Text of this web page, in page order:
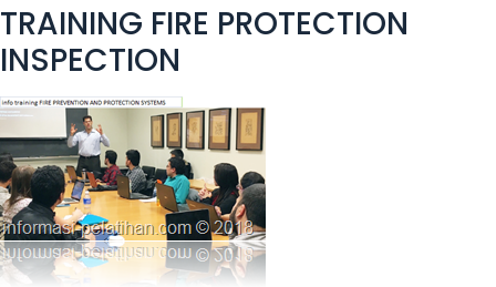
TRAINING FIRE PROTECTION
INSPECTION